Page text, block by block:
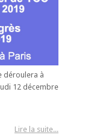
déroulera à
12 décembre
Lire la suite...